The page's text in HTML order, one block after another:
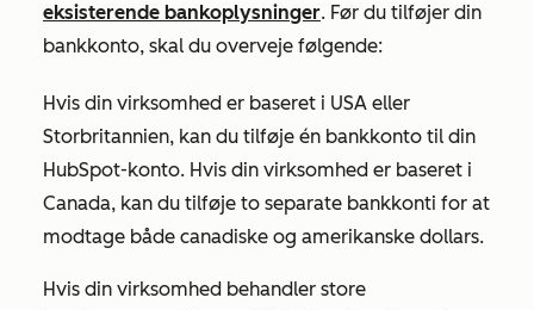
eksisterende bankoplysninger. Før du tilføjer din
bankkonto, skal du overveje følgende:
Hvis din virksomhed er baseret i USA eller
Storbritannien, kan du tilføje én bankkonto til din
HubSpot-konto. Hvis din virksomhed er baseret i
Canada, kan du tilføje to separate bankkonti for at
modtage både canadiske og amerikanske dollars.
Hvis din virksomhed behandler store